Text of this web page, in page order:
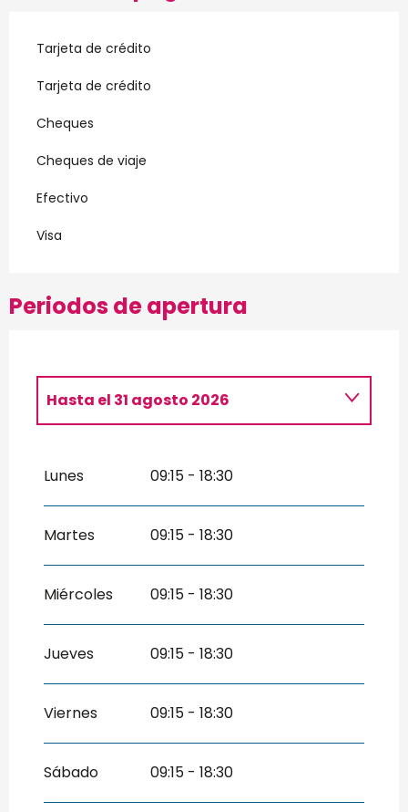
Tarjeta de crédito
Tarjeta de crédito
Cheques
Cheques de viaje
Efectivo
Visa
Periodos de apertura
Hasta el 31 agosto 2026
Del 1 septiembre 2026
septiembre 2026
2026
Lunes 09:15 - 18:30
Martes 09:15 - 18:30
Miércoles 09:15 - 18:30
Jueves 09:15 - 18:30
Viernes 09:15 - 18:30
Sábado 09:15 - 18:30